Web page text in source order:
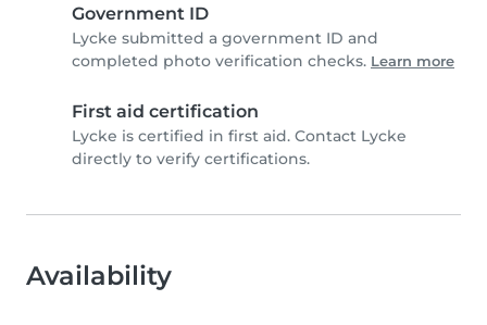
Government ID
Lycke submitted a government ID and
completed photo verification checks. Learn more
First aid certification
Lycke is certified in first aid. Contact Lycke
directly to verify certifications.
Availability